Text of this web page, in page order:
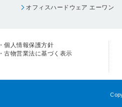
オフィスハードウェア エーワン
・個人情報保護方針
・古物営業法に基づく表示